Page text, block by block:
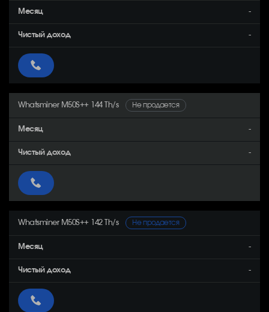
-
-
Whatsminer M50S++ 144 Th/s Не продается
-
-
Whatsminer M50S++ 142 Th/s Не продается
-
-